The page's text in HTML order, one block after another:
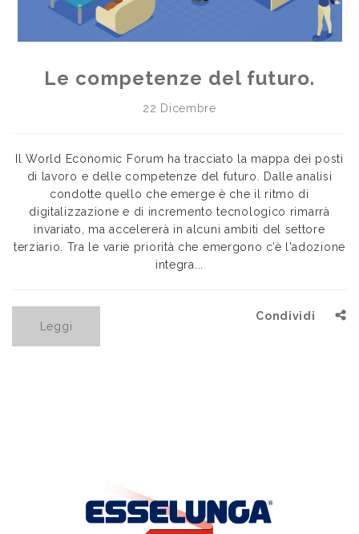
Le competenze del futuro.
22 Dicembre
Il World Economic Forum ha tracciato la mappa dei posti
di lavoro e delle competenze del futuro. Dalle analisi
condotte quello che emerge è che il ritmo di
digitalizzazione e di incremento tecnologico rimarrà
invariato, ma accelererà in alcuni ambiti del settore
terziario. Tra le varie priorità che emergono c’è l'adozione
integra...
Leggi
Condividi